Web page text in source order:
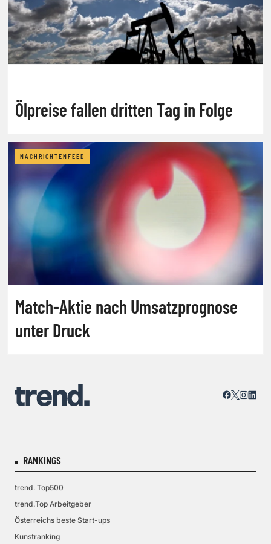
Ölpreise fallen dritten Tag in Folge
NACHRICHTENFEED
Match-Aktie nach Umsatzprognose
unter Druck
RANKINGS
trend. Top500
trend.Top Arbeitgeber
Österreichs beste Start-ups
Kunstranking